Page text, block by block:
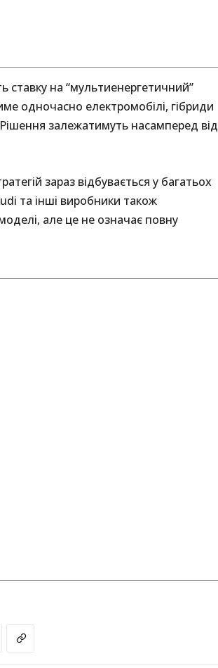
на “мультиенергетичний”
одночасно електромобілі, гібриди
залежатимуть насамперед від
зараз відбувається у багатьох
та інші виробники також
але це не означає повну